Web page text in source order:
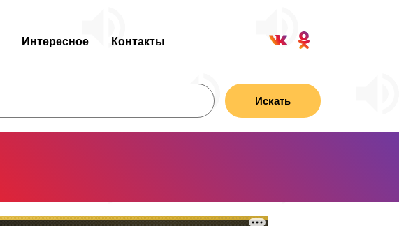
Интересное Контакты
Искать